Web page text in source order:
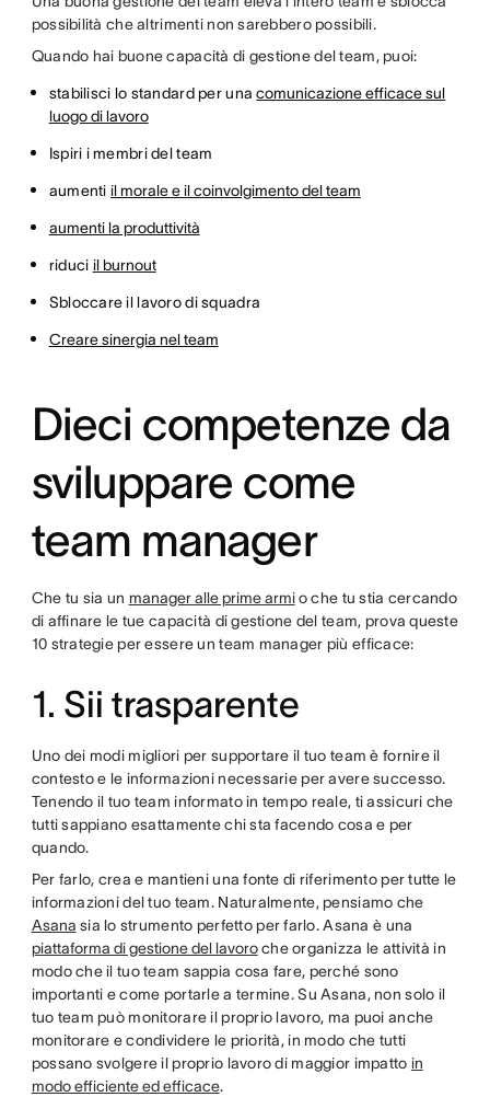
possibilità che altrimenti non sarebbero possibili.
Quando hai buone capacità di gestione del team, puoi:
stabilisci lo standard per unacomunicazione efficace sul
luogo di lavoro
Ispiri i membri del team
aumenti il morale e il coinvolgimento del team
aumenti la produttività
riduci il burnout
Sbloccare il lavoro di squadra
Creare sinergia nel team
Dieci competenze da
sviluppare come
team manager
Che tu sia un manager alle prime armio che tu stia cercando
di affinare le tue capacità di gestione del team, prova queste
10 strategie per essere un team manager più efficace:
1. Sii trasparente
Uno dei modi migliori per supportare il tuo team è fornire il
contesto e le informazioni necessarie per avere successo.
Tenendo il tuo team informato in tempo reale, ti assicuri che
tutti sappiano esattamente chi sta facendo cosa e per
quando.
Per farlo, crea e mantieni una fonte di riferimento per tutte le
informazioni del tuo team. Naturalmente, pensiamo che
Asana sia lo strumento perfetto per farlo. Asana è una
piattaforma di gestione del lavoroche organizza le attività in
modo che il tuo team sappia cosa fare, perché sono
importanti e come portarle a termine. Su Asana, non solo il
tuo team può monitorare il proprio lavoro, ma puoi anche
monitorare e condividere le priorità, in modo che tutti
possano svolgere il proprio lavoro di maggior impatto in
modo efficiente ed efficace.